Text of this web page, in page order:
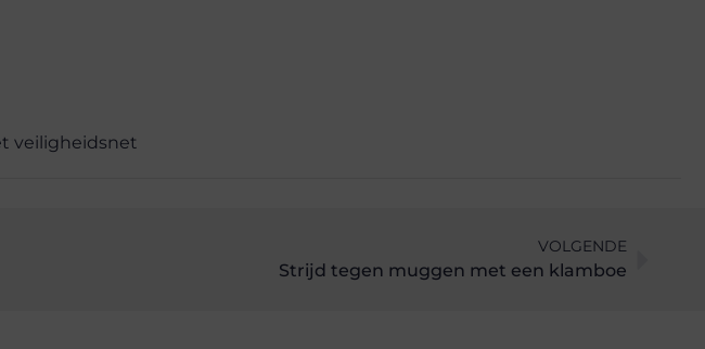
veiligheidsnet
VOLGENDE
Strijd tegen muggen met een klamboe